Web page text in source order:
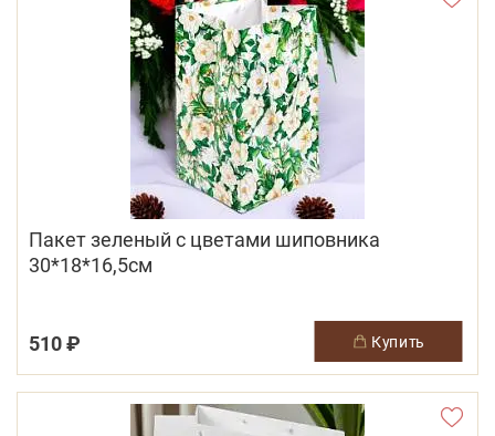
Пакет зеленый с цветами шиповника
30*18*16,5см
510 ₽ купить